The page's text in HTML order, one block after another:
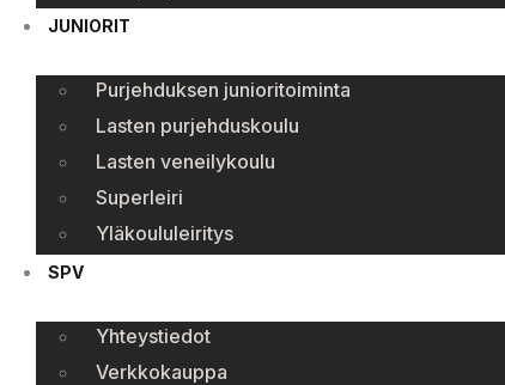
JUNIORIT
Purjehduksen junioritoiminta
Lasten purjehduskoulu
Lasten veneilykoulu
Superleiri
Yläkoululeiritys
SPV
Yhteystiedot
Verkkokauppa